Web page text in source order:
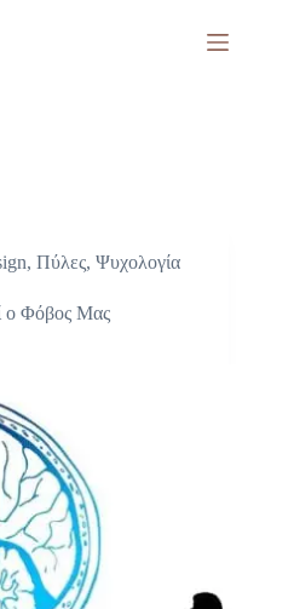
, Πύλες, Ψυχολογία
ο Φόβος Μας